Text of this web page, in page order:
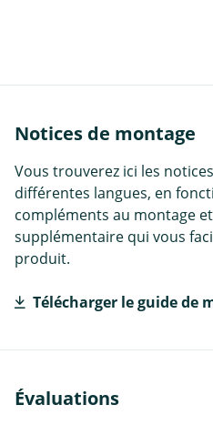
Notices de montage
Vous trouverez ici les
différentes langues, en
compléments au montage
supplémentaire qui vous
produit.
Télécharger le guide de
Évaluations